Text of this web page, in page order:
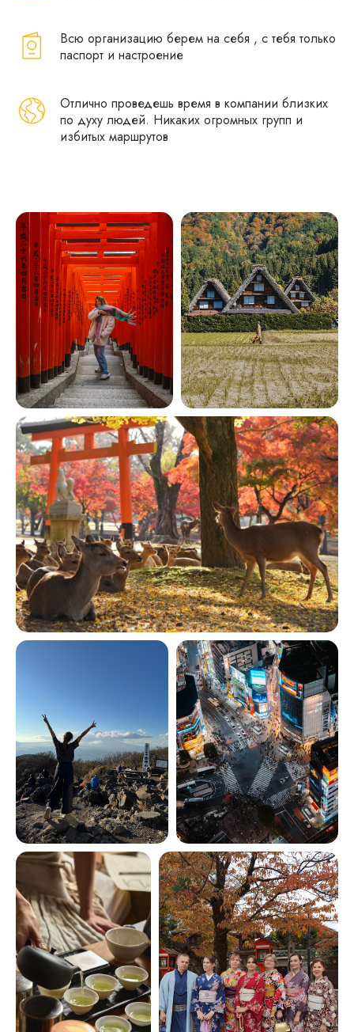
Всю организацию берем на себя , с тебя только
паспорт и настроение
Отлично проведешь время в компании близких
по духу людей. Никаких огромных групп и
избитых маршрутов
О ТВОЁМ
ПУТЕШЕСТВИИ
Многовековая история, самобытная культура,
уникальная психология, поразительная
природа и безумный всплеск технологий —
всё это делает Японию одним из самых
привлекательных и интересных направлений.
А вишенкой на торте станет путешествие
в красивейший сезон красных клёнов
момидзи! Старинные храмы, хай-тек
технологии, величественная Фудзияма,
традиционные бани и горячие источники,
завораживающие сады и не только.
Стиль:fresh classic
Уровень комфорта:Стандарт +
Физподготовка:3 из 5
Размер группы:до 12 человек
Средний возраст:25-49 лет
Нужна ли виза:не всем
8 дней по стране
+ 4 дня в Токио
12 ДНЕЙ
ХОЧУ ПОЕХАТЬ ЗАДАТЬ ВОПРОС